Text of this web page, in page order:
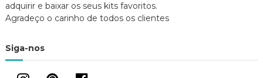
adquirir e baixar os seus kits favoritos.
Agradeço o carinho de todos os clientes
Siga-nos